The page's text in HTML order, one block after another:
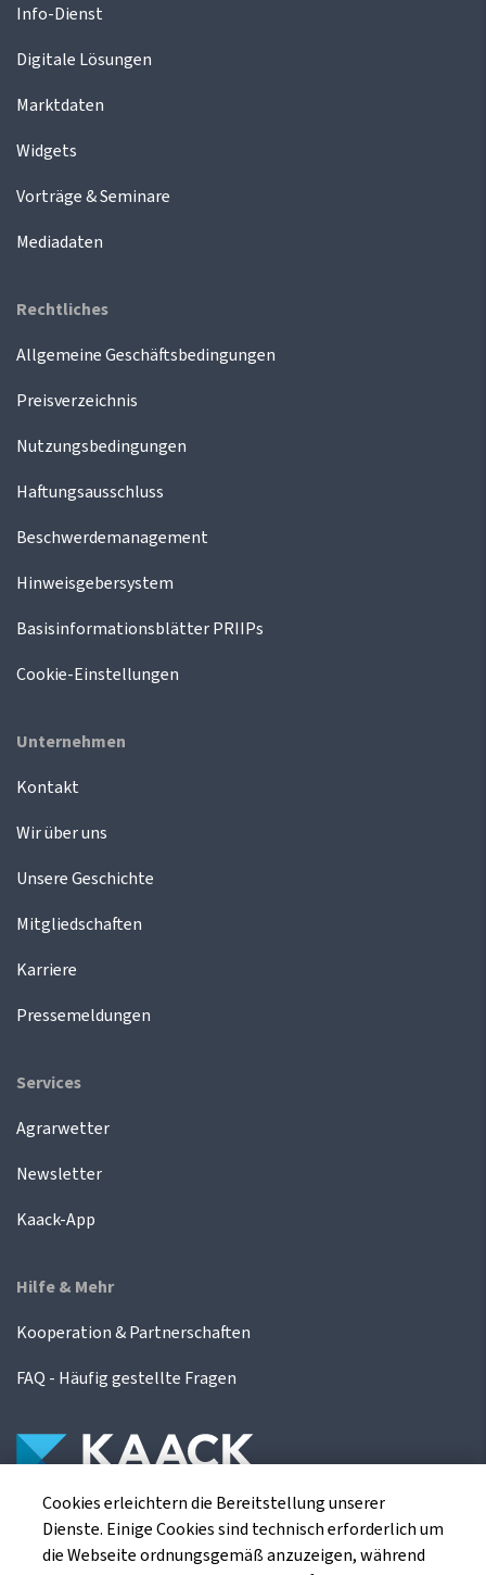
Info-Dienst
Digitale Lösungen
Marktdaten
Widgets
Vorträge & Seminare
Mediadaten
Rechtliches
Allgemeine Geschäftsbedingungen
Preisverzeichnis
Nutzungsbedingungen
Haftungsausschluss
Beschwerdemanagement
Hinweisgebersystem
Basisinformationsblätter PRIIPs
Cookie-Einstellungen
Unternehmen
Kontakt
Wir über uns
Unsere Geschichte
Mitgliedschaften
Karriere
Pressemeldungen
Services
Agrarwetter
Newsletter
Kaack-App
Hilfe & Mehr
Kooperation & Partnerschaften
FAQ - Häufig gestellte Fragen
Die Kaack Terminhandel GmbH ist ein
Finanzdienstleistungsinstitut für die europäischen
Agrarterminbörsen.
Cookies erleichtern die Bereitstellung unserer
Dienste. Einige Cookies sind technisch erforderlich um
die Webseite ordnungsgemäß anzuzeigen, während